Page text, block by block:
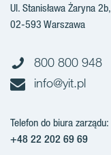
Ul. Stanisława Żaryna
02-593 Warszawa
800 800 948
info@yit.pl
Telefon do biura zarządu:
+48 22 202 69 69